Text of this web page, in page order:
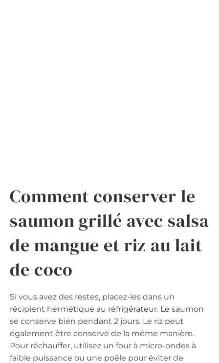
Comment conserver le
saumon grillé avec salsa
de mangue et riz au lait
de coco
Si vous avez des restes, placez-les dans un
récipient hermétique au réfrigérateur. Le saumon
se conserve bien pendant 2 jours. Le riz peut
également être conservé de la même manière.
Pour réchauffer, utilisez un four à micro-ondes à
faible puissance ou une poêle pour éviter de